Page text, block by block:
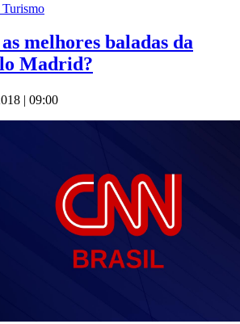
Turismo
melhores baladas da
Madrid?
| 09:00